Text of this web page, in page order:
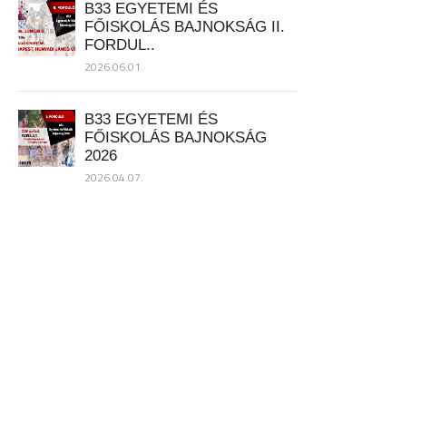
B33 EGYETEMI ÉS
FŐISKOLÁS BAJNOKSÁG II.
FORDUL..
2026.06.01.
B33 EGYETEMI ÉS
FŐISKOLÁS BAJNOKSÁG
2026
2026.04.07.